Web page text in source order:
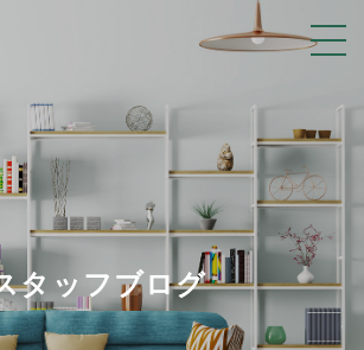
タッフブログ